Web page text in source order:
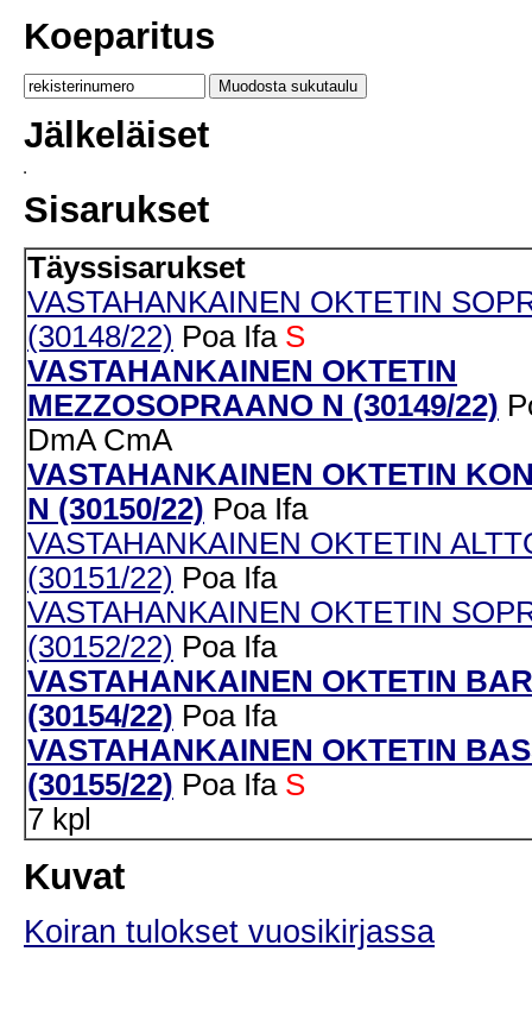
Koeparitus
Jälkeläiset
Sisarukset
Täyssisarukset
VASTAHANKAINEN OKTETIN
(30148/22) Poa Ifa S
VASTAHANKAINEN OKTETIN
MEZZOSOPRAANO N (30149/22)
DmA CmA
VASTAHANKAINEN OKTETIN
N (30150/22) Poa Ifa
VASTAHANKAINEN OKTETIN
(30151/22) Poa Ifa
VASTAHANKAINEN OKTETIN
(30152/22) Poa Ifa
VASTAHANKAINEN OKTETIN
(30154/22) Poa Ifa
VASTAHANKAINEN OKTETIN
(30155/22) Poa Ifa S
7 kpl
Kuvat
Koiran tulokset vuosikirjassa